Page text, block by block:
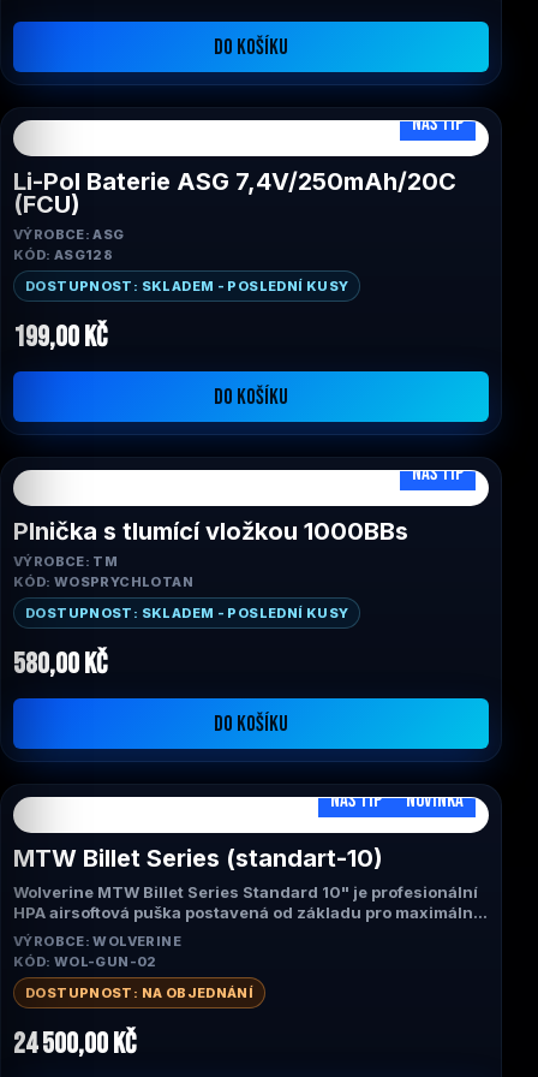
DO KOŠÍKU
NÁŠ TIP
Li-Pol Baterie ASG 7,4V/250mAh/20C
(FCU)
VÝROBCE: ASG
KÓD: ASG128
DOSTUPNOST: SKLADEM - POSLEDNÍ KUSY
199,00 Kč
DO KOŠÍKU
NÁŠ TIP
Plnička s tlumící vložkou 1000BBs
VÝROBCE: TM
KÓD: WOSPRYCHLOTAN
DOSTUPNOST: SKLADEM - POSLEDNÍ KUSY
580,00 Kč
DO KOŠÍKU
NÁŠ TIP NOVINKA
MTW Billet Series (standart-10)
Wolverine MTW Billet Series Standard 10" je profesionální
HPA airsoftová puška postavená od základu pro maximální
spolehlivost, přesnost a výkon. Díky systému INFERNO Gen
2, CNC obráběnému tělu Gen 3 a technologii Empty
Magazine Detection nabízí okamžitou odezvu spouště,
konzistentní výkon a realistický zážitek ze střelby.
Univerzální 10" konfigurace je ideální volbou pro CQB i
venkovní hřiště.
VÝROBCE: WOLVERINE
KÓD: WOL-GUN-02
DOSTUPNOST: NA OBJEDNÁNÍ
24 500,00 Kč